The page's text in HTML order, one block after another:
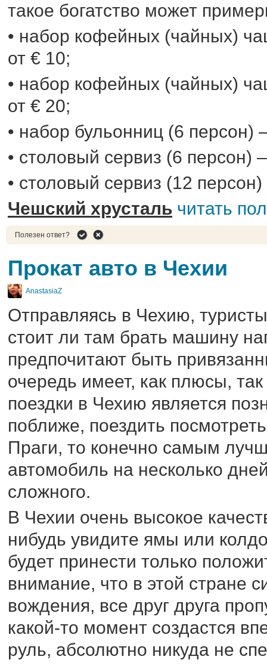
такое богатство может
• набор кофейных (чайных)
от € 10;
• набор кофейных (чайных)
от € 20;
• набор бульонниц (6 персон)
• столовый сервиз (6 персон)
• столовый сервиз (12
Чешский хрусталь читать
Полезен ответ?
Прокат авто в Чехии
AnastasiaZ
Отправляясь в Чехию,
стоит ли там брать машину
предпочитают быть
очередь имеет, как плюсы,
поездки в Чехию является
поближе, поездить
Праги, то конечно самым
автомобиль на несколько
сложного.
В Чехии очень высокое
нибудь увидите ямы или
будет принести только
внимание, что в этой стране
вождения, все друг друга
какой-то момент создастся
руль, абсолютно никуда не